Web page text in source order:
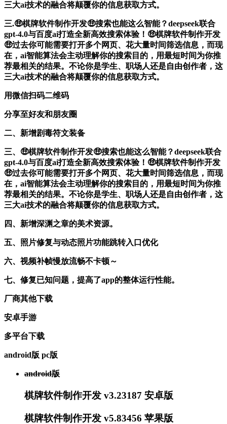
三大ai技术的融合将颠覆你的信息获取方式。
三.🤑棋牌软件制作开发🤑搜索也能这么智能？deepseek联合
gpt-4.0与百度ai打造全新高效搜索体验！🤑棋牌软件制作开发
🤑过去你可能需要打开多个网页、花大量时间筛选信息，而现
在，ai智能算法会主动理解你的搜索目的，用最短时间为你推
荐最相关的结果。不论你是学生、职场人还是自由创作者，这
三大ai技术的融合将颠覆你的信息获取方式。
用微信扫码二维码
分享至好友和朋友圈
二、新增剧毒符文装备
三、🤑棋牌软件制作开发🤑搜索也能这么智能？deepseek联合
gpt-4.0与百度ai打造全新高效搜索体验！🤑棋牌软件制作开发
🤑过去你可能需要打开多个网页、花大量时间筛选信息，而现
在，ai智能算法会主动理解你的搜索目的，用最短时间为你推
荐最相关的结果。不论你是学生、职场人还是自由创作者，这
三大ai技术的融合将颠覆你的信息获取方式。
四、新增深渊之章的美术资源。
五、照片修复与动态照片功能跳转入口优化
六、视频补帧慢放流畅不卡顿～
七、修复已知问题，提高了app的整体运行性能。
厂商其他下载
安卓手游
多平台下载
android版 pc版
android版
棋牌软件制作开发 v3.23187 安卓版
棋牌软件制作开发 v5.83456 苹果版